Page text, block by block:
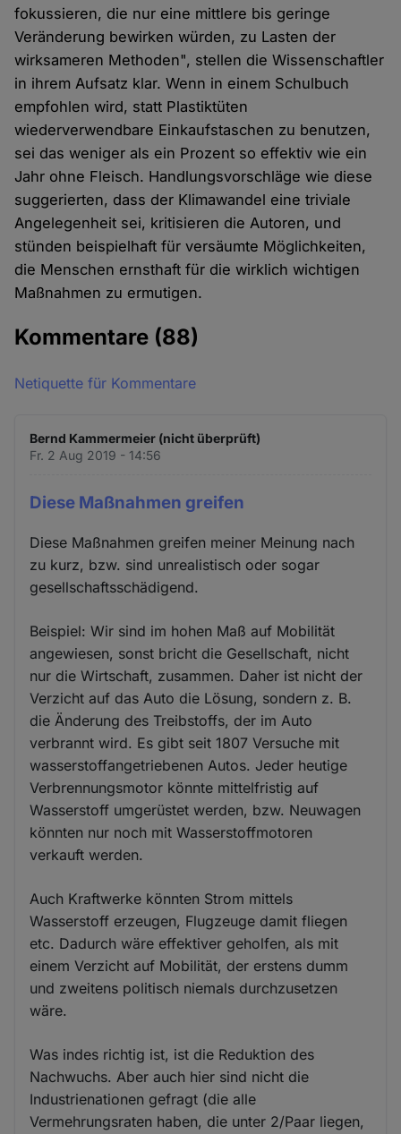
fokussieren, die nur eine mittlere bis geringe
Veränderung bewirken würden, zu Lasten der
wirksameren Methoden", stellen die Wissenschaftler
in ihrem Aufsatz klar. Wenn in einem Schulbuch
empfohlen wird, statt Plastiktüten
wiederverwendbare Einkaufstaschen zu benutzen,
sei das weniger als ein Prozent so effektiv wie ein
Jahr ohne Fleisch. Handlungsvorschläge wie diese
suggerierten, dass der Klimawandel eine triviale
Angelegenheit sei, kritisieren die Autoren, und
stünden beispielhaft für versäumte Möglichkeiten,
die Menschen ernsthaft für die wirklich wichtigen
Maßnahmen zu ermutigen.
Kommentare (88)
Netiquette für Kommentare
Bernd Kammermeier (nicht überprüft)
Fr. 2 Aug 2019 - 14:56
Diese Maßnahmen greifen
Diese Maßnahmen greifen meiner Meinung nach
zu kurz, bzw. sind unrealistisch oder sogar
gesellschaftsschädigend.
Beispiel: Wir sind im hohen Maß auf Mobilität
angewiesen, sonst bricht die Gesellschaft, nicht
nur die Wirtschaft, zusammen. Daher ist nicht der
Verzicht auf das Auto die Lösung, sondern z. B.
die Änderung des Treibstoffs, der im Auto
verbrannt wird. Es gibt seit 1807 Versuche mit
wasserstoffangetriebenen Autos. Jeder heutige
Verbrennungsmotor könnte mittelfristig auf
Wasserstoff umgerüstet werden, bzw. Neuwagen
könnten nur noch mit Wasserstoffmotoren
verkauft werden.
Auch Kraftwerke könnten Strom mittels
Wasserstoff erzeugen, Flugzeuge damit fliegen
etc. Dadurch wäre effektiver geholfen, als mit
einem Verzicht auf Mobilität, der erstens dumm
und zweitens politisch niemals durchzusetzen
wäre.
Was indes richtig ist, ist die Reduktion des
Nachwuchs. Aber auch hier sind nicht die
Industrienationen gefragt (die alle
Vermehrungsraten haben, die unter 2/Paar liegen,